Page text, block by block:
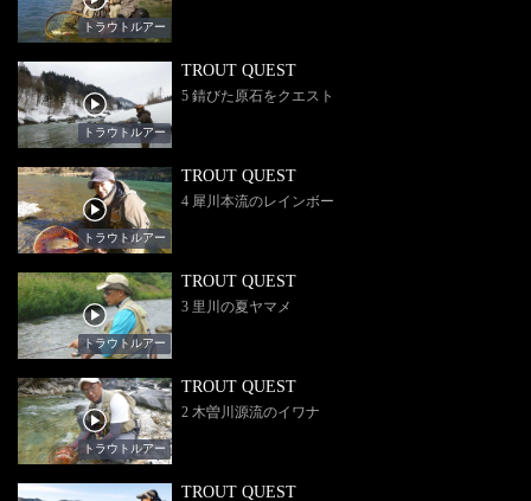
トラウトルアー
トラウトルアー
TROUT QUEST
5 錆びた原石をクエスト
トラウトルアー
TROUT QUEST
4 犀川本流のレインボー
トラウトルアー
TROUT QUEST
3 里川の夏ヤマメ
トラウトルアー
TROUT QUEST
2 木曽川源流のイワナ
TROUT QUEST